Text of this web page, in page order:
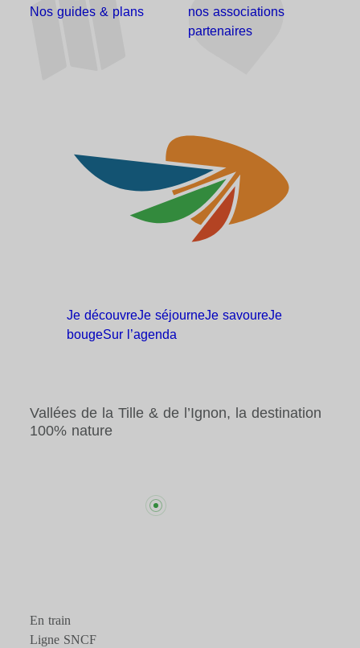
Nos guides & plans
nos associations
partenaires
Je découvreJe séjourneJe savoureJe
bougeSur l’agenda
Vallées de la Tille & de l’Ignon, la destination
100% nature
En train
Ligne SNCF